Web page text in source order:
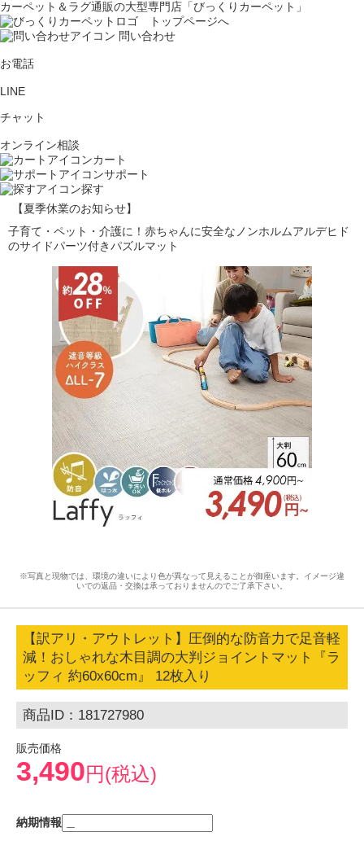
カーペット＆ラグ通販の大型専門店「びっくりカーペット」
問い合わせ
お電話
LINE
チャット
オンライン相談
カート
サポート
探す
【夏季休業のお知らせ】
子育て・ペット・介護に！赤ちゃんに安全なノンホルムアルデヒド
のサイドパーツ付きパズルマット
※写真と現物では、環境の違いにより色が異なって見えることが御座います。イメージ違
いでの返品・交換は承っておりませんのでご了承下さい。
【訳アリ・アウトレット】圧倒的な防音力で足音軽
減！おしゃれな木目調の大判ジョイントマット『ラ
ッフィ 約60x60cm』 12枚入り
商品ID：181727980
販売価格
3,490円(税込)
納期情報